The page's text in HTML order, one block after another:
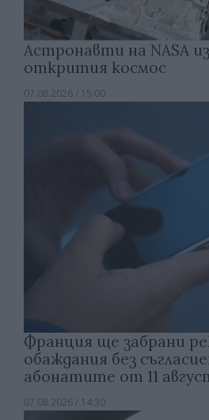
Астронавти на NASA
открития космос
07.08.2026 / 15:00
Франция ще забрани
обаждания без
абонатите от 11
07.08.2026 / 14:30